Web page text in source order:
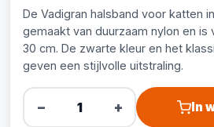
De Vadigran halsband voor katten
gemaakt van duurzaam nylon en
30 cm. De zwarte kleur en het
geven een stijlvolle uitstraling.
− + In